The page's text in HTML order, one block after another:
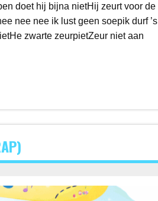
doet hij bijna nietHij zeurt voor de
nee nee ik lust geen soepik durf ’s
zwarte zeurpietZeur niet aan